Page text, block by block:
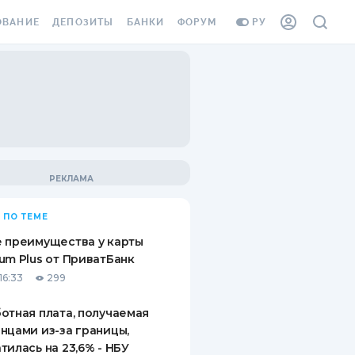
РУ
ВИНЬЕТКА
СОТРУДНИКОВ
ОТ
СЛУЧАЕВ
ДЕПОЗИТЫ
ВОПРОСЫ И ОТВЕТЫ
ПУТЕВОДИТЕЛИ ПО
БАНКИ ФОРУМ
ПО ТЕМЕ
преимущества у карты
Plus от ПриватБанк
299
плата, получаемая
из-за границы,
на 23,6% - НБУ